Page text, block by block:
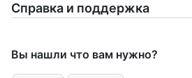
Справка и поддержка
Вы нашли что вам нужно?